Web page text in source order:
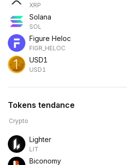
XRP
Solana
SOL
Figure Heloc
FIGR_HELOC
USD1
USD1
Tokens tendance
Crypto
Lighter
LIT
Biconomy